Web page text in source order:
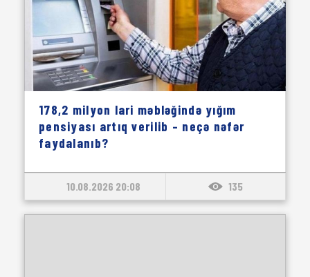
178,2 milyon lari məbləğində yığım
pensiyası artıq verilib – neçə nəfər
faydalanıb?
10.08.2026 20:08 135